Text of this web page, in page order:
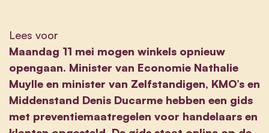
Lees voor
Maandag 11 mei mogen winkels opnieuw
opengaan. Minister van Economie Nathalie
Muylle en minister van Zelfstandigen, KMO’s en
Middenstand Denis Ducarme hebben een gids
met preventiemaatregelen voor handelaars en